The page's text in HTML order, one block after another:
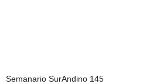
Semanario SurAndino 145